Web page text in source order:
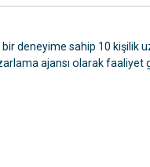
bir deneyime sahip 10
ajansı olarak faaliyet